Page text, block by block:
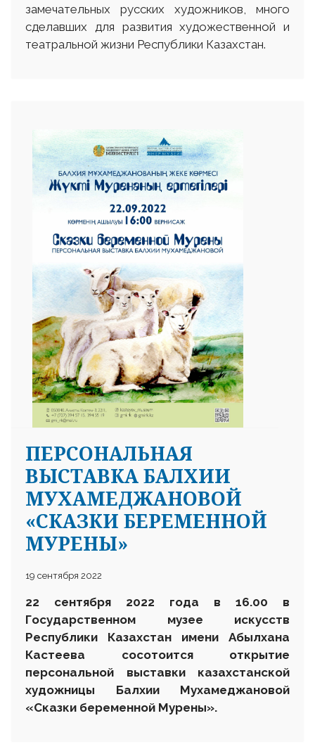
замечательных русских художников, много
сделавших для развития художественной и
театральной жизни Республики Казахстан.
ПЕРСОНАЛЬНАЯ
ВЫСТАВКА БАЛХИИ
МУХАМЕДЖАНОВОЙ
«СКАЗКИ БЕРЕМЕННОЙ
МУРЕНЫ»
19 сентября 2022
22 сентября 2022 года в 16.00 в
Государственном музее искусств
Республики Казахстан имени Абылхана
Кастеева сосотоится открытие
персональной выставки казахстанской
художницы Балхии Мухамеджановой
«Сказки беременной Мурены».